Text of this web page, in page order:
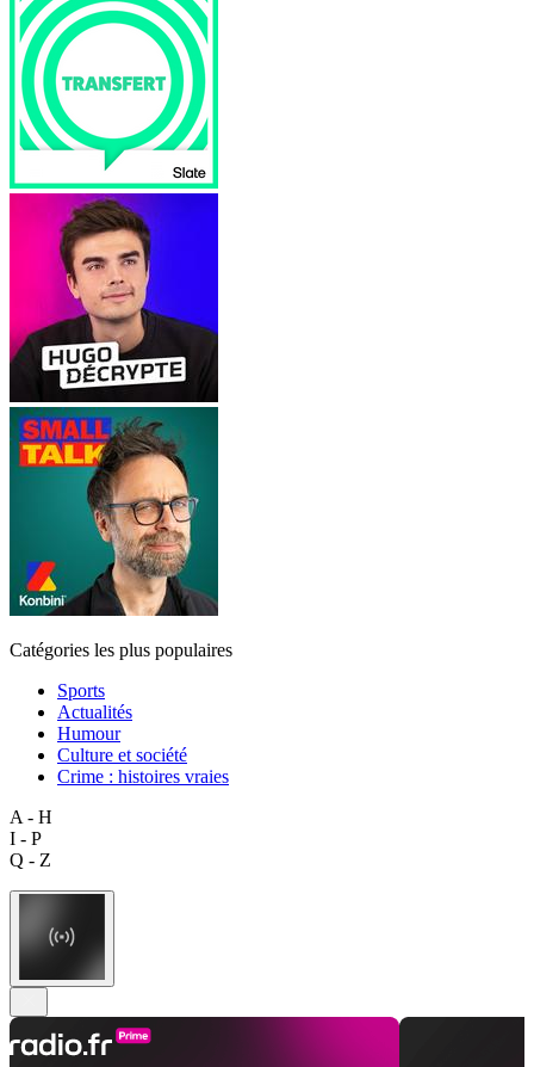
Catégories les plus populaires
Sports
Actualités
Humour
Culture et société
Crime : histoires vraies
A - H
I - P
Q - Z